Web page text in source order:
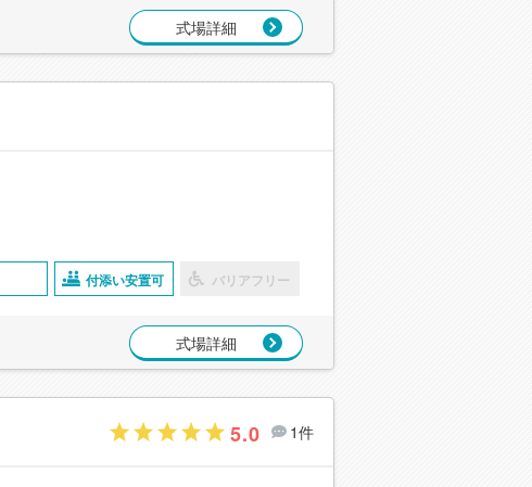
式場詳細
付添い安置可 バリアフリー
式場詳細
5.0 1件